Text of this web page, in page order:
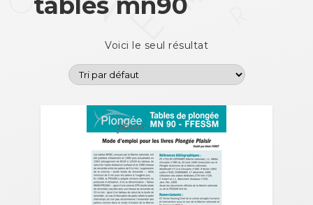
Voici le seul résultat